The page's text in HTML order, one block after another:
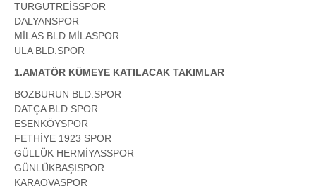
TURGUTREİSSPOR
DALYANSPOR
MİLAS BLD.MİLASPOR
ULA BLD.SPOR
1.AMATÖR KÜMEYE KATILACAK TAKIMLAR
BOZBURUN BLD.SPOR
DATÇA BLD.SPOR
ESENKÖYSPOR
FETHİYE 1923 SPOR
GÜLLÜK HERMİYASSPOR
GÜNLÜKBAŞISPOR
KARAOVASPOR